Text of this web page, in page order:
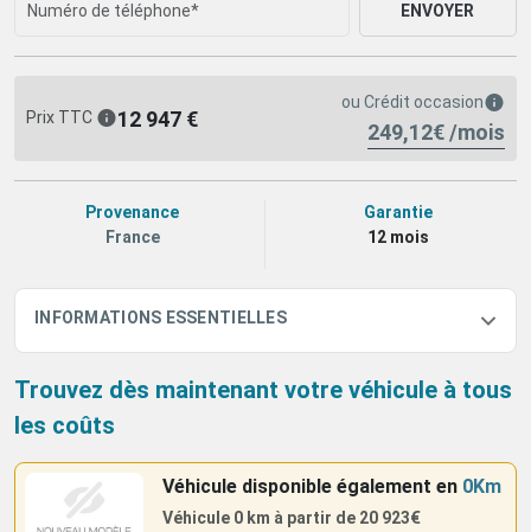
ENVOYER
Prix TTC 12 947 €
ou Crédit occasion
249,12€ /mois
Provenance
France
Garantie
12 mois
INFORMATIONS ESSENTIELLES
Trouvez dès maintenant votre véhicule à tous
les coûts
Véhicule disponible également en 0Km
Véhicule 0 km à partir de 20 923€